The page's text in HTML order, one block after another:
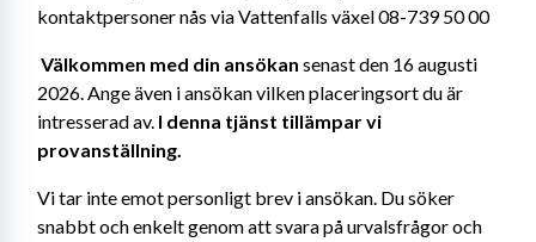
kontaktpersoner nås via Vattenfalls växel 08-739 50 00
Välkommen med din ansökan senast den 16 augusti
2026. Ange även i ansökan vilken placeringsort du är
intresserad av. I denna tjänst tillämpar vi
provanställning.
Vi tar inte emot personligt brev i ansökan. Du söker
snabbt och enkelt genom att svara på urvalsfrågor och